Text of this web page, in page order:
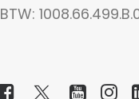
BTW: